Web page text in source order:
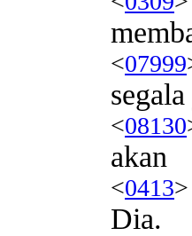
<07999
<08130
akan
<0413>
Dia.